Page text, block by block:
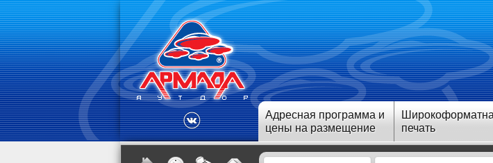
Адресная программа и
цены на размещение
печать